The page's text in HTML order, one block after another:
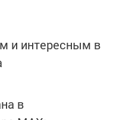
и интересным в
в